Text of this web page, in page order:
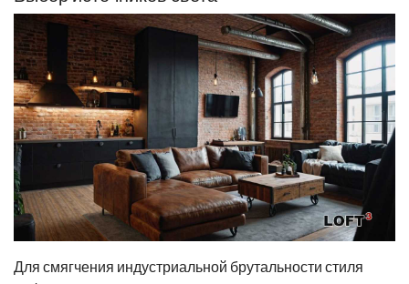
Для смягчения индустриальной брутальности стиля